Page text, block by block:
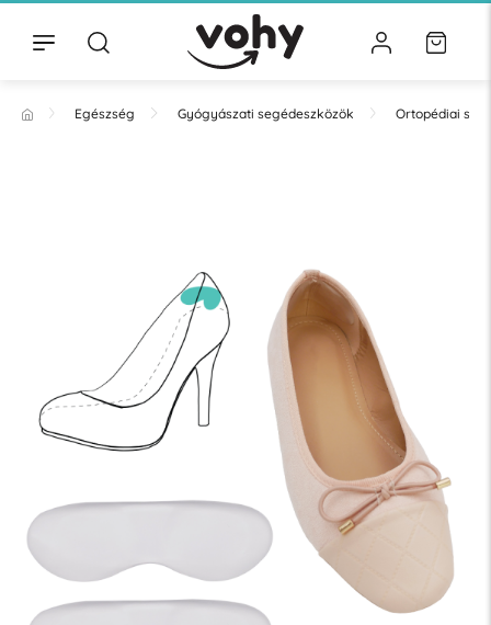
Egészség Gyógyászati segédeszközök Ortopédiai